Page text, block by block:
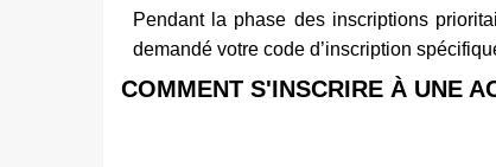
Pendant la phase des inscriptions
demandé votre code d’inscription
COMMENT S'INSCRIRE À UNE